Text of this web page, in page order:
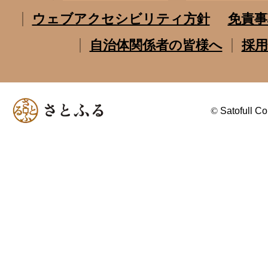
ウェブアクセシビリティ方針
免責
自治体関係者の皆様へ
採
© Satofull